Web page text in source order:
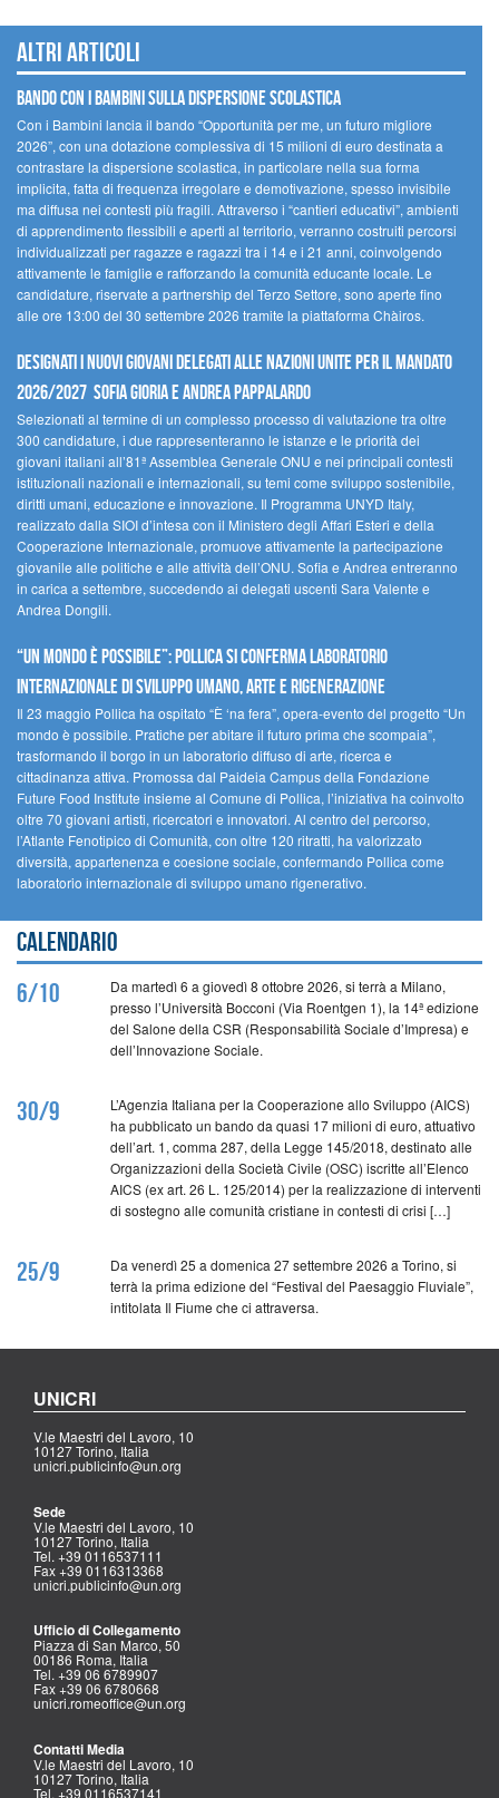
Altri articoli
Bando Con i Bambini sulla dispersione scolastica
Con i Bambini lancia il bando “Opportunità per me, un futuro migliore
2026”, con una dotazione complessiva di 15 milioni di euro destinata a
contrastare la dispersione scolastica, in particolare nella sua forma
implicita, fatta di frequenza irregolare e demotivazione, spesso invisibile
ma diffusa nei contesti più fragili. Attraverso i “cantieri educativi”, ambienti
di apprendimento flessibili e aperti al territorio, verranno costruiti percorsi
individualizzati per ragazze e ragazzi tra i 14 e i 21 anni, coinvolgendo
attivamente le famiglie e rafforzando la comunità educante locale. Le
candidature, riservate a partnership del Terzo Settore, sono aperte fino
alle ore 13:00 del 30 settembre 2026 tramite la piattaforma Chàiros.
Designati i nuovi Giovani Delegati alle Nazioni Unite per il mandato
2026/2027 Sofia Gioria e Andrea Pappalardo
Selezionati al termine di un complesso processo di valutazione tra oltre
300 candidature, i due rappresenteranno le istanze e le priorità dei
giovani italiani all’81ª Assemblea Generale ONU e nei principali contesti
istituzionali nazionali e internazionali, su temi come sviluppo sostenibile,
diritti umani, educazione e innovazione. Il Programma UNYD Italy,
realizzato dalla SIOI d’intesa con il Ministero degli Affari Esteri e della
Cooperazione Internazionale, promuove attivamente la partecipazione
giovanile alle politiche e alle attività dell’ONU. Sofia e Andrea entreranno
in carica a settembre, succedendo ai delegati uscenti Sara Valente e
Andrea Dongili.
“UN MONDO È POSSIBILE”: POLLICA SI CONFERMA LABORATORIO
INTERNAZIONALE DI SVILUPPO UMANO, ARTE E RIGENERAZIONE
Il 23 maggio Pollica ha ospitato “È ‘na fera”, opera-evento del progetto “Un
mondo è possibile. Pratiche per abitare il futuro prima che scompaia”,
trasformando il borgo in un laboratorio diffuso di arte, ricerca e
cittadinanza attiva. Promossa dal Paideia Campus della Fondazione
Future Food Institute insieme al Comune di Pollica, l’iniziativa ha coinvolto
oltre 70 giovani artisti, ricercatori e innovatori. Al centro del percorso,
l’Atlante Fenotipico di Comunità, con oltre 120 ritratti, ha valorizzato
diversità, appartenenza e coesione sociale, confermando Pollica come
laboratorio internazionale di sviluppo umano rigenerativo.
Calendario
6/10
Da martedì 6 a giovedì 8 ottobre 2026, si terrà a Milano,
presso l’Università Bocconi (Via Roentgen 1), la 14ª edizione
del Salone della CSR (Responsabilità Sociale d’Impresa) e
dell’Innovazione Sociale.
30/9
L’Agenzia Italiana per la Cooperazione allo Sviluppo (AICS)
ha pubblicato un bando da quasi 17 milioni di euro, attuativo
dell’art. 1, comma 287, della Legge 145/2018, destinato alle
Organizzazioni della Società Civile (OSC) iscritte all’Elenco
AICS (ex art. 26 L. 125/2014) per la realizzazione di interventi
di sostegno alle comunità cristiane in contesti di crisi […]
25/9
Da venerdì 25 a domenica 27 settembre 2026 a Torino, si
terrà la prima edizione del “Festival del Paesaggio Fluviale”,
intitolata Il Fiume che ci attraversa.
UNICRI
V.le Maestri del Lavoro, 10
10127 Torino, Italia
unicri.publicinfo@un.org
Sede
V.le Maestri del Lavoro, 10
10127 Torino, Italia
Tel. +39 0116537111
Fax +39 0116313368
unicri.publicinfo@un.org
Ufficio di Collegamento
Piazza di San Marco, 50
00186 Roma, Italia
Tel. +39 06 6789907
Fax +39 06 6780668
unicri.romeoffice@un.org
Contatti Media
V.le Maestri del Lavoro, 10
10127 Torino, Italia
Tel. +39 0116537141